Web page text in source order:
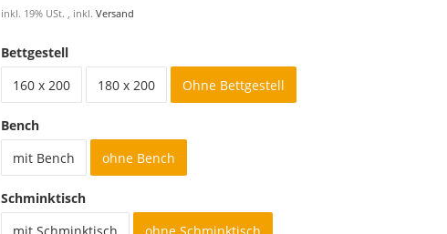
inkl. 19% USt. , inkl. Versand
Bettgestell
160 x 200
180 x 200 Ohne Bettgestell
Bench
mit Bench
ohne Bench
Schminktisch